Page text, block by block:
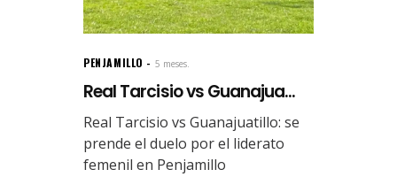
PENJAMILLO 5 meses.
Real Tarcisio vs Guanajua...
Real Tarcisio vs Guanajuatillo: se
prende el duelo por el liderato
femenil en Penjamillo